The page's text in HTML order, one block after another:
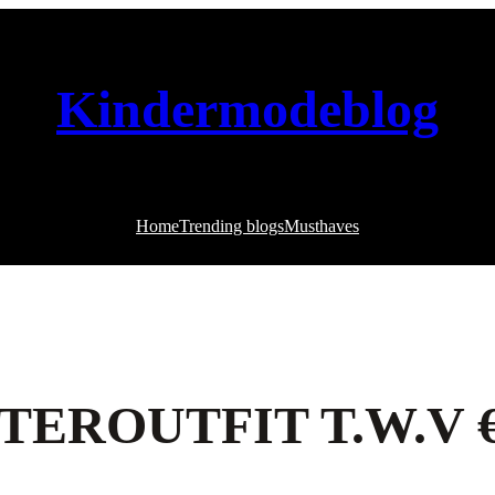
Kindermodeblog
HomeTrending blogsMusthaves
T.W.V